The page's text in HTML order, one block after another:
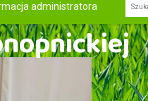
administratora
Fraza